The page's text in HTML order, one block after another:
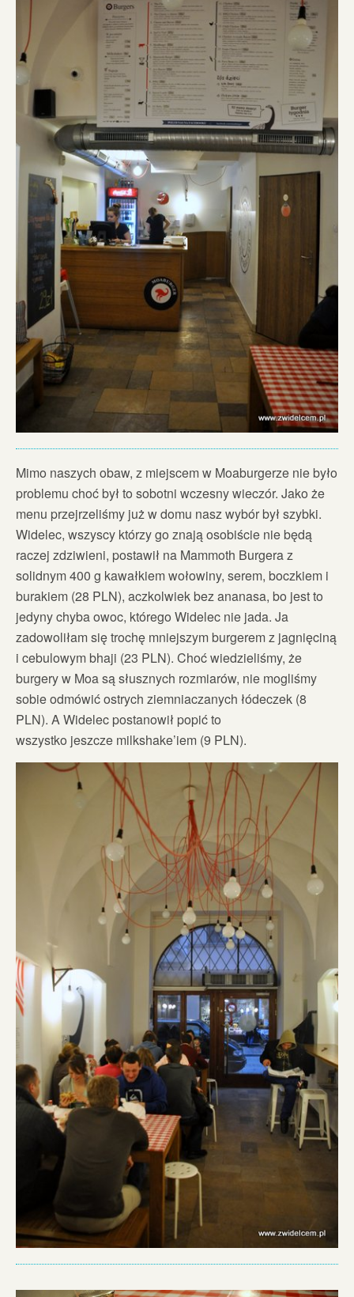
Mimo naszych obaw, z miejscem w Moaburgerze nie było
problemu choć był to sobotni wczesny wieczór. Jako że
menu przejrzeliśmy już w domu nasz wybór był szybki.
Widelec, wszyscy którzy go znają osobiście nie będą
raczej zdziwieni, postawił na Mammoth Burgera z
solidnym 400 g kawałkiem wołowiny, serem, boczkiem i
burakiem (28 PLN), aczkolwiek bez ananasa, bo jest to
jedyny chyba owoc, którego Widelec nie jada. Ja
zadowoliłam się trochę mniejszym burgerem z jagnięciną
i cebulowym bhaji (23 PLN). Choć wiedzieliśmy, że
burgery w Moa są słusznych rozmiarów, nie mogliśmy
sobie odmówić ostrych ziemniaczanych łódeczek (8
PLN). A Widelec postanowił popić to
wszystko jeszcze milkshake’iem (9 PLN).